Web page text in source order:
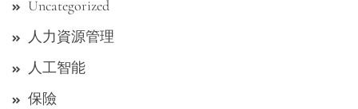
Uncategorized
人力資源管理
人工智能
保險